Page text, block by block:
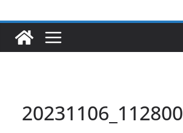
20231106_112800